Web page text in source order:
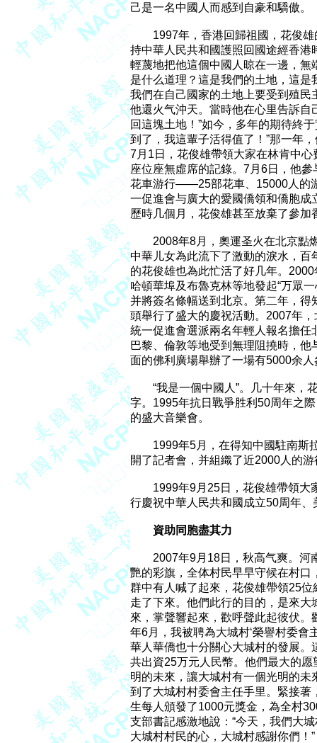
己是一名中國人而感到自豪和驕傲。
1997年，香港回歸祖國，花俊雄
持中華人民共和國護照回國途經香
輕蔑地把他這個中國人晾在一邊，無
是什么道理？這是我們的土地，這
我們在自己國家的土地上要受到殖民
他還火气沖天。當時他在心里告訴自
回這塊土地！”如今，多年的期待終
到了，我這輩子活得值了！”那一年
7月1日，花俊雄帶領大家在林肯中
座位座無虛席的記錄。7月6日，他
花車游行——25部花車、15000人的
一促進會与廣大的愛國僑領和僑胞
歷時几個月，花俊雄甚至放棄了參加
2008年8月，奧運圣火在北京點燃
中華儿女為此流下了激動的淚水，
的花俊雄也為此忙活了好几年。
哈頓華埠及布魯克林等地發起“万眾
并將簽名條幅送到北京。第二年，
頭舉行了盛大的慶祝活動。2007年
統一促進會選派兩名年輕人報名擔
巴黎、倫敦等地受到無理阻撓時，
面的佛利廣場舉辦了一場有5000余
“我是一個中國人”。几十年來，
字。1995年抗日戰爭胜利50周年之
的盛大音樂會。
1999年5月，在得知中國駐南斯拉
開了記者會，并組織了近2000人的
1999年9月25日，花俊雄帶領大
行慶祝中華人民共和國成立50周年
資助同胞盡其力
2007年9月18日，秋高气爽。河
艷的彩旗，全体村民早早守候在村口
群中有人喊了起來，花俊雄帶領25
走了下來。他們此行的目的，是來
來，掌聲響起來，歡呼聲此起彼伏。
年6月，我被聘為大城村‘榮譽村委會
華人華僑也十分關心大城村的發展
共出資25万元人民幣。他們最大的
明的未來，讓大城村有一個光明的未
到了大城村村委會主任手里。緊接
生每人頒發了1000元獎金，為全村
支部書記感激地說：“今天，我們大
大城村村民的心，大城村感謝你們！”